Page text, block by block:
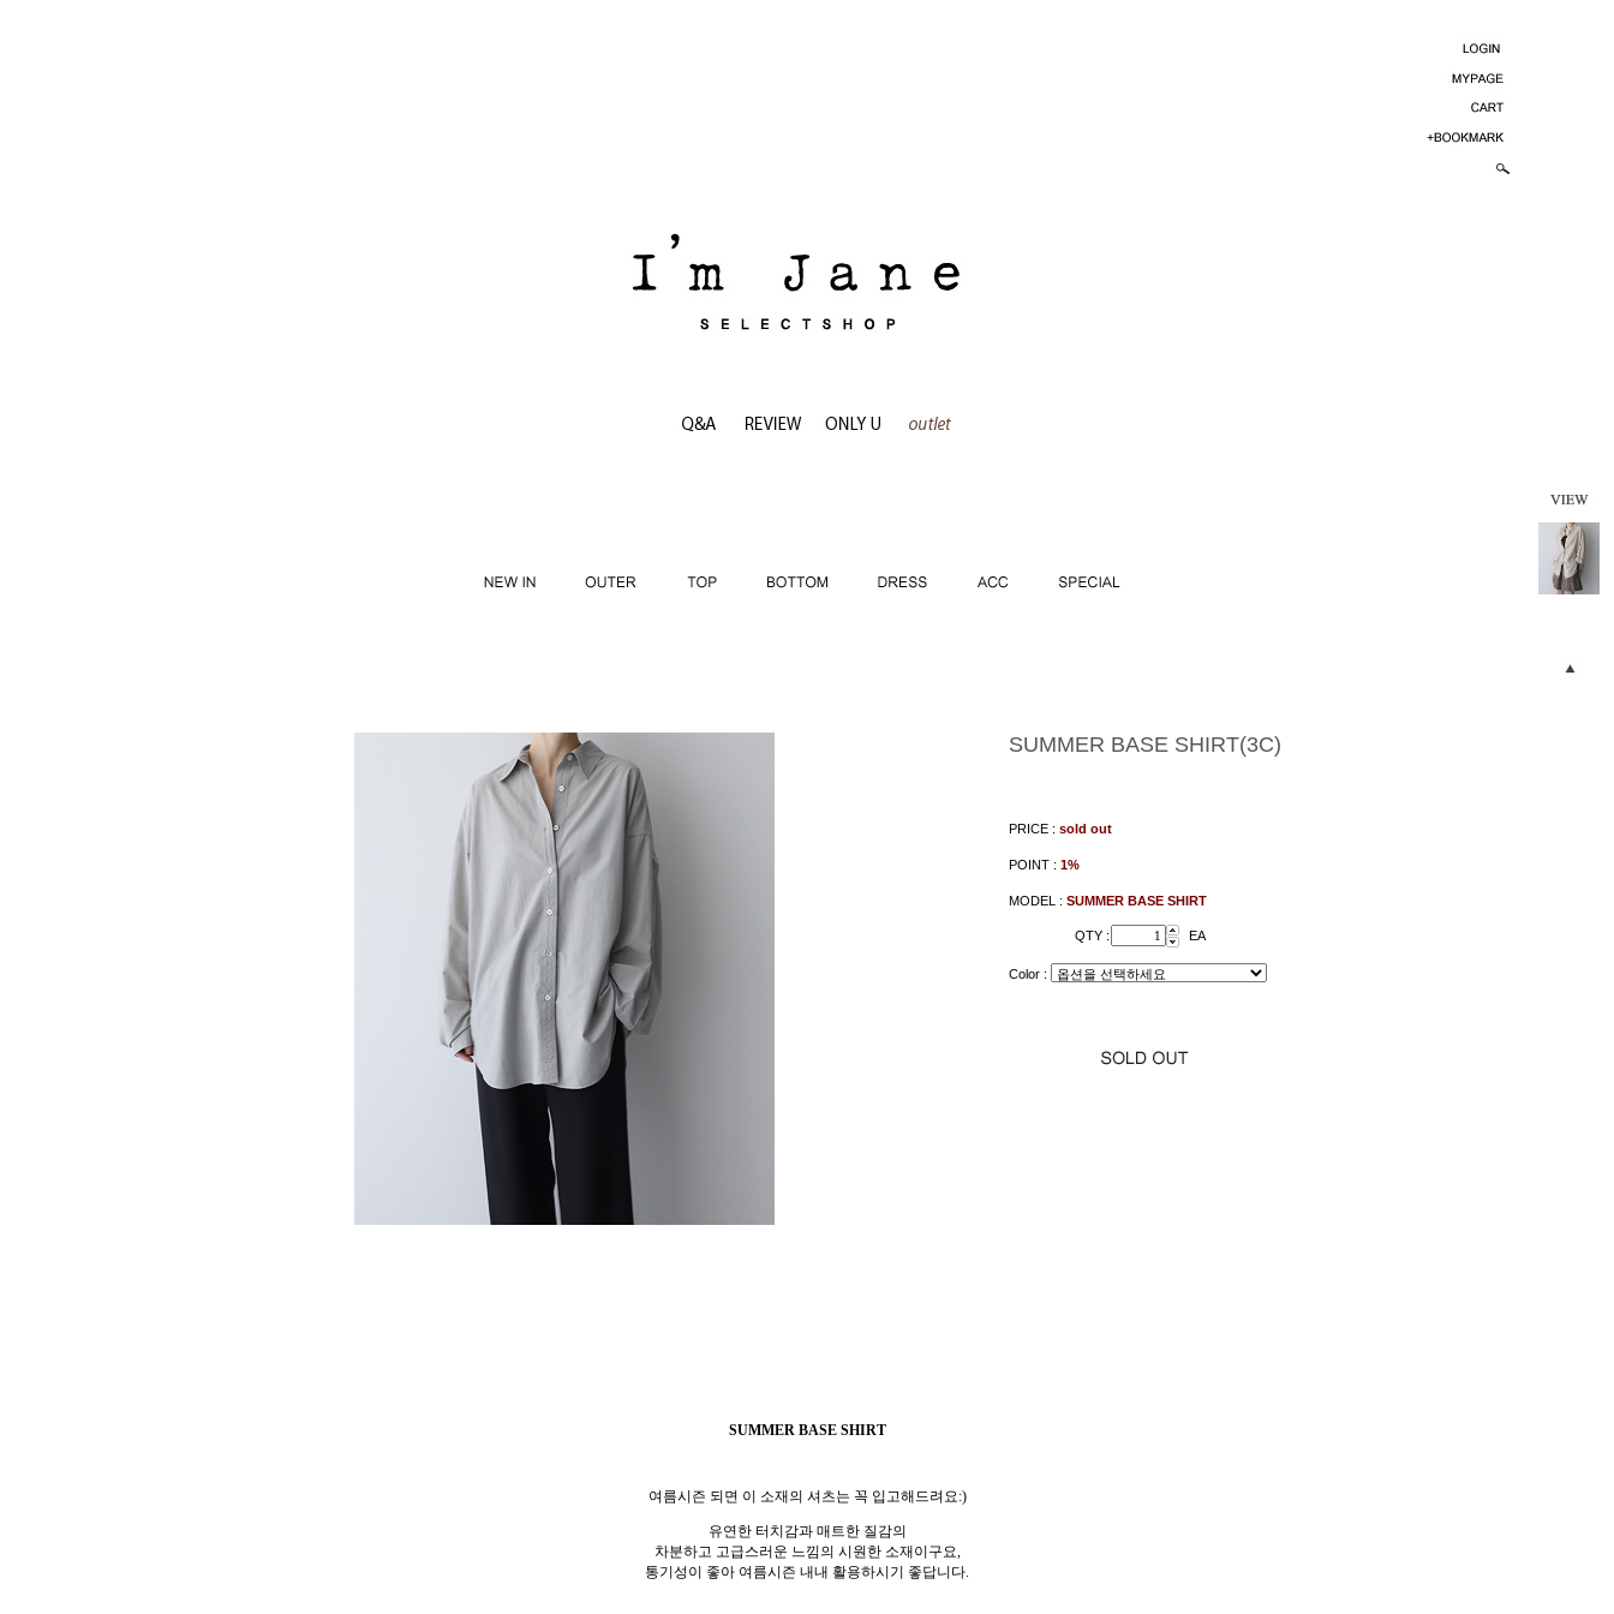
SUMMER BASE SHIRT(3C)
PRICE : sold out
POINT : 1%
MODEL : SUMMER BASE SHIRT
QTY : EA
Color :
SUMMER BASE SHIRT
여름시즌 되면 이 소재의 셔츠는 꼭 입고해드려요:)
유연한 터치감과 매트한 질감의
차분하고 고급스러운 느낌의 시원한 소재이구요,
통기성이 좋아 여름시즌 내내 활용하시기 좋답니다.